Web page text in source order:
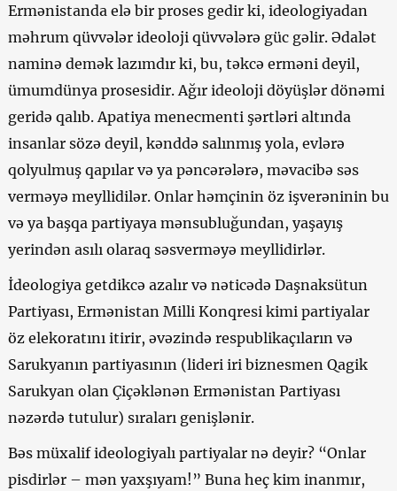
Ermənistanda elə bir proses gedir ki, ideologiyadan
məhrum qüvvələr ideoloji qüvvələrə güc gəlir. Ədalət
naminə demək lazımdır ki, bu, təkcə erməni deyil,
ümumdünya prosesidir. Ağır ideoloji döyüşlər dönəmi
geridə qalıb. Apatiya menecmenti şərtləri altında
insanlar sözə deyil, kənddə salınmış yola, evlərə
qolyulmuş qapılar və ya pəncərələrə, məvacibə səs
verməyə meyllidilər. Onlar həmçinin öz işverəninin bu
və ya başqa partiyaya mənsubluğundan, yaşayış
yerindən asılı olaraq səsverməyə meyllidirlər.
İdeologiya getdikcə azalır və nəticədə Daşnaksütun
Partiyası, Ermənistan Milli Konqresi kimi partiyalar
öz elekoratını itirir, əvəzində respublikaçıların və
Sarukyanın partiyasının (lideri iri biznesmen Qagik
Sarukyan olan Çiçəklənən Ermənistan Partiyası
nəzərdə tutulur) sıraları genişlənir.
Bəs müxalif ideologiyalı partiyalar nə deyir? “Onlar
pisdirlər – mən yaxşıyam!” Buna heç kim inanmır,